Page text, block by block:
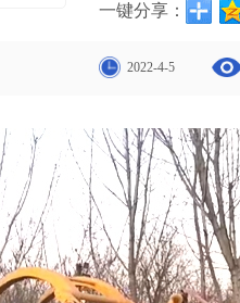
一键分享：
2022-4-5